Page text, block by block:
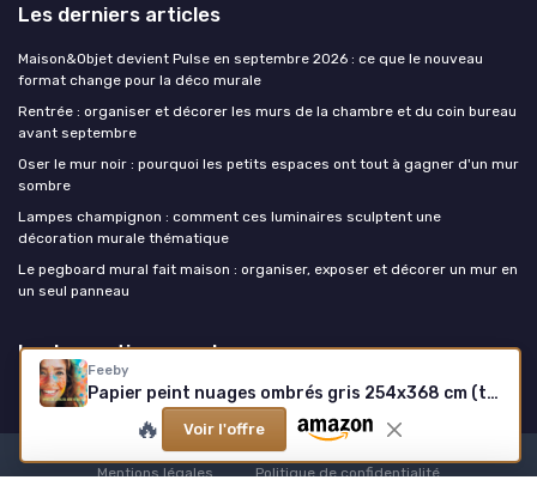
Feeby
Papier peint nuages ombrés gris 254x368 cm (tissu intissé)
🔥 Voir l'offre
Les derniers articles
Maison&Objet devient Pulse en septembre 2026 : ce que le nouveau
format change pour la déco murale
Rentrée : organiser et décorer les murs de la chambre et du coin bureau
avant septembre
Oser le mur noir : pourquoi les petits espaces ont tout à gagner d'un mur
sombre
Lampes champignon : comment ces luminaires sculptent une
décoration murale thématique
Le pegboard mural fait maison : organiser, exposer et décorer un mur en
un seul panneau
La decoration murale
Mentions légales Politique de confidentialité